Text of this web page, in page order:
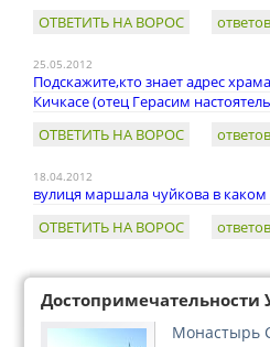
ОТВЕТИТЬ НА ВОРОС
25.05.2012
Подскажите,кто знает адрес
Кичкасе (отец Герасим
ОТВЕТИТЬ НА ВОРОС
18.04.2012
вулиця маршала чуйкова в
ОТВЕТИТЬ НА ВОРОС
Достопримечательности
Монастырь